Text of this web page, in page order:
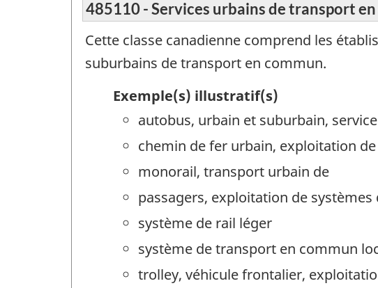
485110 - Services urbains de transport
Cette classe canadienne comprend les
suburbains de transport en commun.
Exemple(s) illustratif(s)
autobus, urbain et suburbain,
chemin de fer urbain, exploitation de
monorail, transport urbain de
passagers, exploitation de
système de rail léger
système de transport en commun
trolley, véhicule frontalier,